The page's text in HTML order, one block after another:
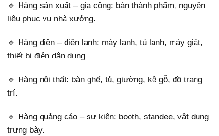
🔹 Hàng sản xuất – gia công: bán thành phẩm, nguyên
liệu phục vụ nhà xưởng.
🔹 Hàng điện – điện lạnh: máy lạnh, tủ lạnh, máy giặt,
thiết bị điện dân dụng.
🔹 Hàng nội thất: bàn ghế, tủ, giường, kệ gỗ, đồ trang
trí.
🔹 Hàng quảng cáo – sự kiện: booth, standee, vật dụng
trưng bày.